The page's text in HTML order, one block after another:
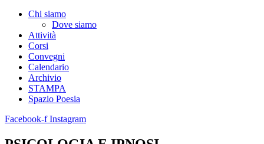
Chi siamo
Dove siamo
Attività
Corsi
Convegni
Calendario
Archivio
STAMPA
Spazio Poesia
Facebook-f Instagram